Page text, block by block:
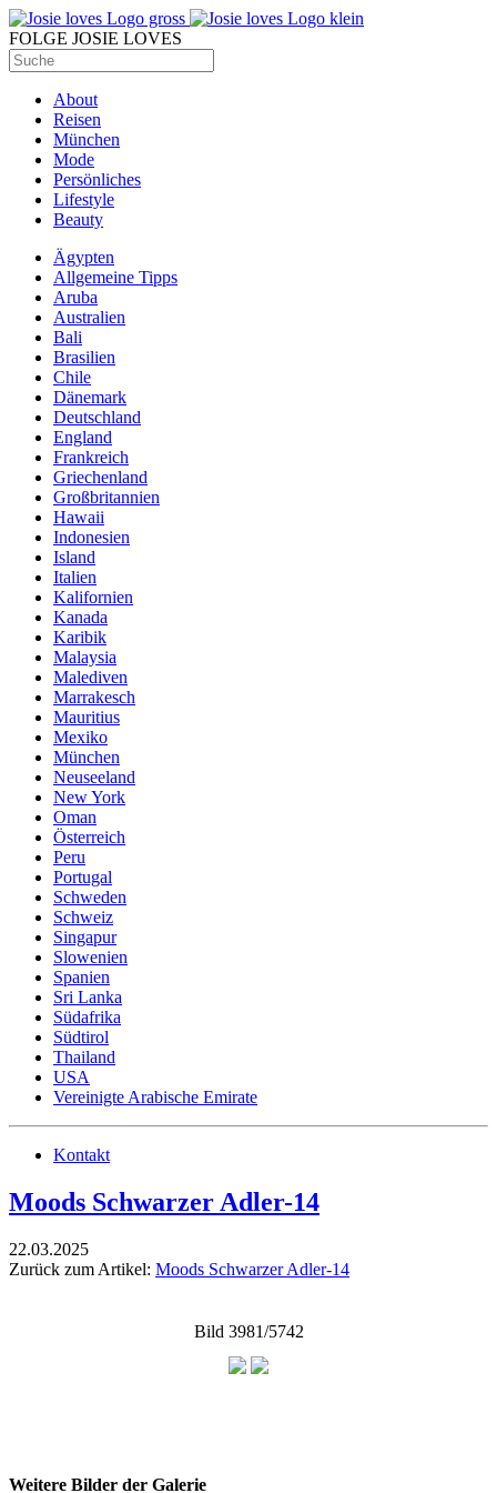
FOLGE JOSIE LOVES
About
Reisen
München
Mode
Persönliches
Lifestyle
Beauty
Ägypten
Allgemeine Tipps
Aruba
Australien
Bali
Brasilien
Chile
Dänemark
Deutschland
England
Frankreich
Griechenland
Großbritannien
Hawaii
Indonesien
Island
Italien
Kalifornien
Kanada
Karibik
Malaysia
Malediven
Marrakesch
Mauritius
Mexiko
München
Neuseeland
New York
Oman
Österreich
Peru
Portugal
Schweden
Schweiz
Singapur
Slowenien
Spanien
Sri Lanka
Südafrika
Südtirol
Thailand
USA
Vereinigte Arabische Emirate
Kontakt
Moods Schwarzer Adler-14
22.03.2025
Zurück zum Artikel: Moods Schwarzer Adler-14
Bild 3981/5742
Weitere Bilder der Galerie